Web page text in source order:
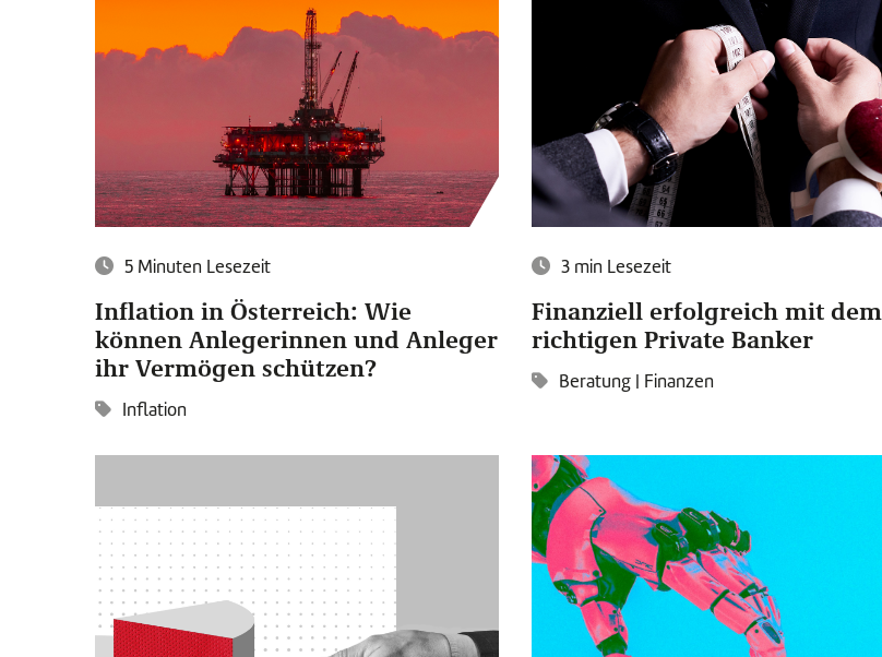
5 Minuten Lesezeit
Inflation in Österreich: Wie
können Anlegerinnen und Anleger
ihr Vermögen schützen?
Inflation
3 min Lesezeit
Finanziell erfolgreich mit dem
richtigen Private Banker
Beratung | Finanzen